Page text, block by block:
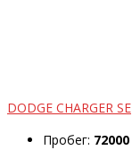
DODGE CHARGER SE
Пробег: 72000